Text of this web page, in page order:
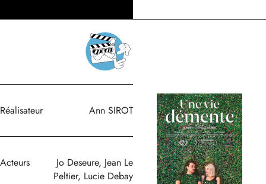
Réalisateur Ann SIROT
Acteurs
Jo Deseure, Jean Le
Peltier, Lucie Debay